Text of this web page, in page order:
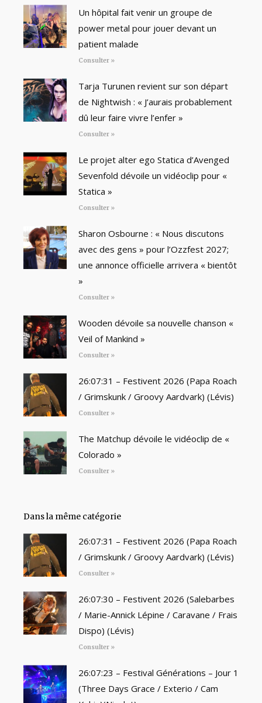
Un hôpital fait venir un groupe de
power metal pour jouer devant un
patient malade
Consulter »
Tarja Turunen revient sur son départ
de Nightwish : « J’aurais probablement
dû leur faire vivre l’enfer »
Consulter »
Le projet alter ego Statica d’Avenged
Sevenfold dévoile un vidéoclip pour «
Statica »
Consulter »
Sharon Osbourne : « Nous discutons
avec des gens » pour l’Ozzfest 2027;
une annonce officielle arrivera « bientôt
»
Consulter »
Wooden dévoile sa nouvelle chanson «
Veil of Mankind »
Consulter »
26:07:31 – Festivent 2026 (Papa Roach
/ Grimskunk / Groovy Aardvark) (Lévis)
Consulter »
The Matchup dévoile le vidéoclip de «
Colorado »
Consulter »
Dans la même catégorie
26:07:31 – Festivent 2026 (Papa Roach
/ Grimskunk / Groovy Aardvark) (Lévis)
Consulter »
26:07:30 – Festivent 2026 (Salebarbes
/ Marie-Annick Lépine / Caravane / Frais
Dispo) (Lévis)
Consulter »
26:07:23 – Festival Générations – Jour 1
(Three Days Grace / Exterio / Cam